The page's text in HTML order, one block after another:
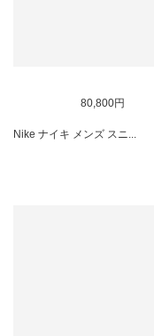
80,800円
Nike ナイキ メンズ スニ...